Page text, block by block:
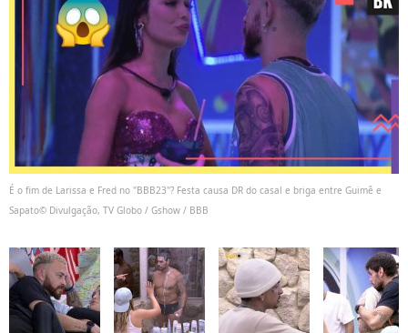
É o fim de Larissa e Fred no "BBB23"? Festa causa DR do casal e briga entre Guimê e
Sapato© Divulgação, TV Globo / Gshow / BBB